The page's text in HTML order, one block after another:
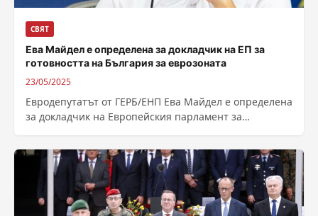
СВЯТ
Ева Майдел е определена за докладчик на ЕП за
готовността на България за еврозоната
23/05/2025
Евродепутатът от ГЕРБ/ЕНП Ева Майдел е определена
за докладчик на Европейския парламент за
потвърди...